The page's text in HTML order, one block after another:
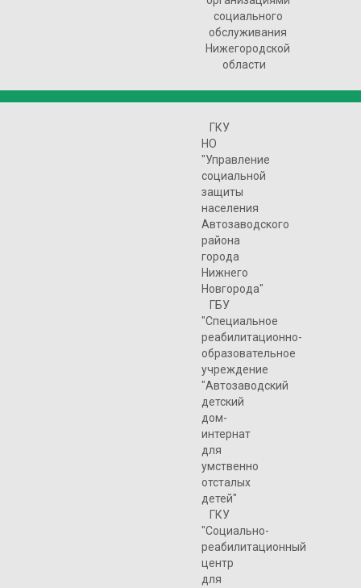
социального
обслуживания
Нижегородской
области
ГКУ
НО
"Управление
социальной
защиты
населения
Автозаводского
района
города
Нижнего
Новгорода"
ГБУ
"Специальное
реабилитационно-
образовательное
учреждение
"Автозаводский
детский
дом-
интернат
для
умственно
отсталых
детей"
ГКУ
"Социально-
реабилитационный
центр
для